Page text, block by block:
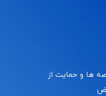
ها و حمایت از